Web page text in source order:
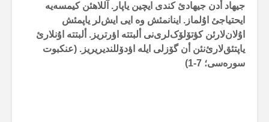
جیهاد أدن جیهادئ کندی ایچین یاپار. آللاهئن کیمسەیە
ایحتیاجئ اۇلماز. اینانمئش وە ایی ایش‌لر یاپمئش
اۇلان‌لارئن کؤتۆلۆک‌لری‌نی ألبتتە اؤرتریز. ألبتتە اۇنلارئ
یاپتئق‌لارئ‌نئن أن گۆزلی ایلە اؤدۆللندیریریز. (عنکبوت
سورەسی؛ 7-1)